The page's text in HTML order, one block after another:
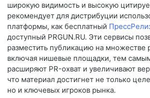
широкую видимость и высокую
рекомендует для дистрибуции
платформы, как бесплатный
доступный PRGUN.RU. Эти сервисы
разместить публикацию на множестве
включая нишевые площадки, тем
расширяют PR-охват и увеличивают
что материал достигнет не только
но и ключевых игроков рынка.